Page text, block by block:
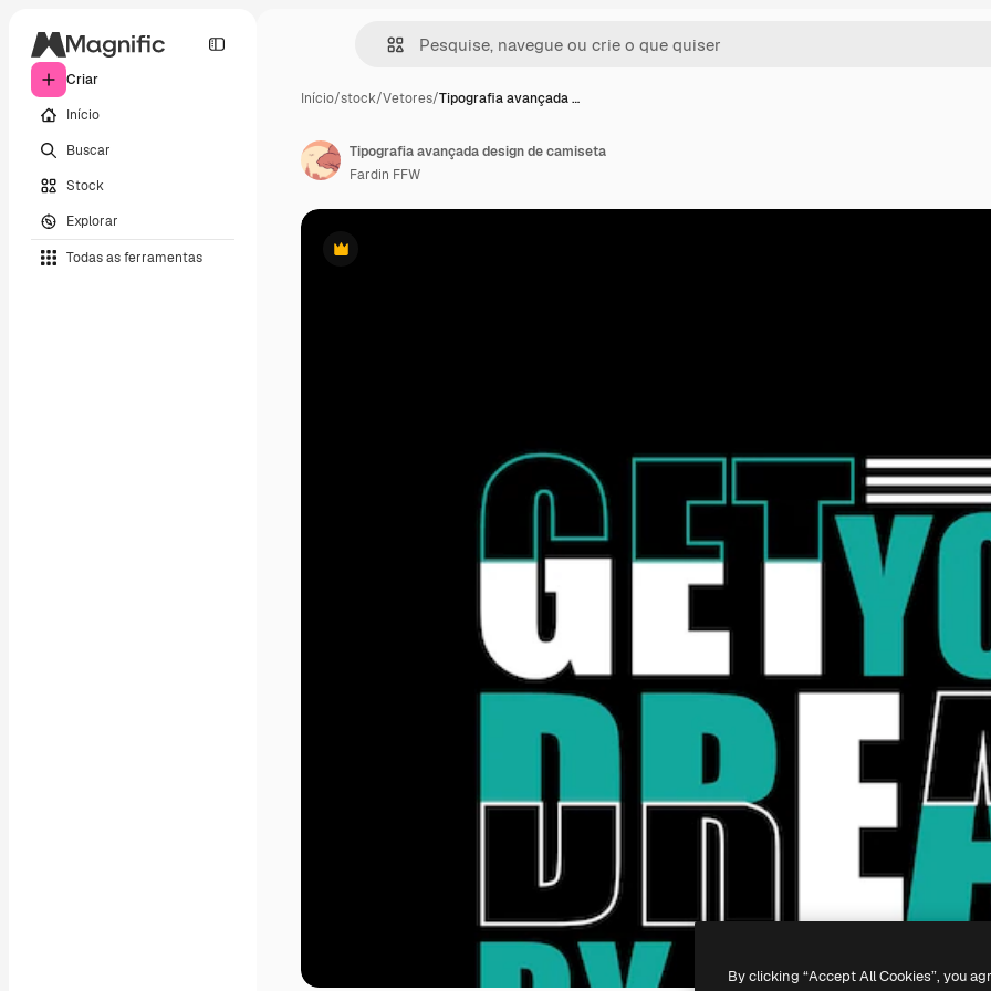
Criar
Início
Buscar
Stock
Explorar
Todas as ferramentas
Início/stock/Vetores/Tipografia avançada …
Premium
Tipografia avançada design de camiseta
Fardin FFW
By clicking “Accept All Cookies”, you